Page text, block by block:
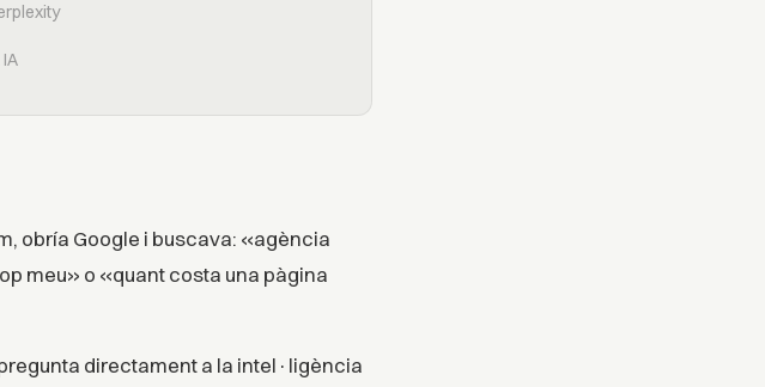
obría Google i buscava: «agència
meu» o «quant costa una pàgina
directament a la intel·ligència